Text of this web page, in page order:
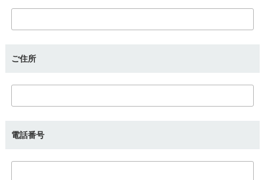
ご住所
電話番号